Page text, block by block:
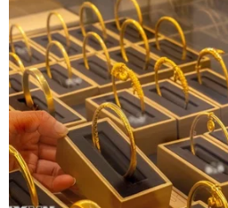
Toàn cảnh lễ cầu nguyện. (Ảnh:
Theo phóng viên TTXVN
thủ đô Vientiane, Cộng
đã tổ chức cầu nguyện
đảo Tổ quốc Việt Nam.